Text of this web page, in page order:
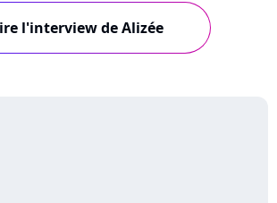
ses échecs, le poids de "Lolita", son
des réseaux sociaux, "Danse avec les
et... son dégoût des courgettes.
l'interview de Alizée